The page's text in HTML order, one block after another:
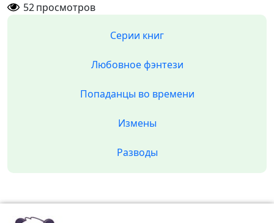
52просмотров
Серии книг
Любовное фэнтези
Попаданцы во времени
Измены
Разводы